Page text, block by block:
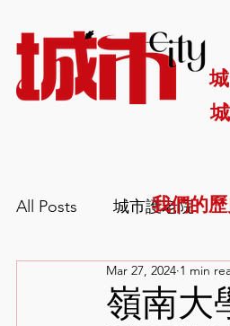
我們的
All Posts 城市護老院
嶺南大
Mar 27, 2024 1 min